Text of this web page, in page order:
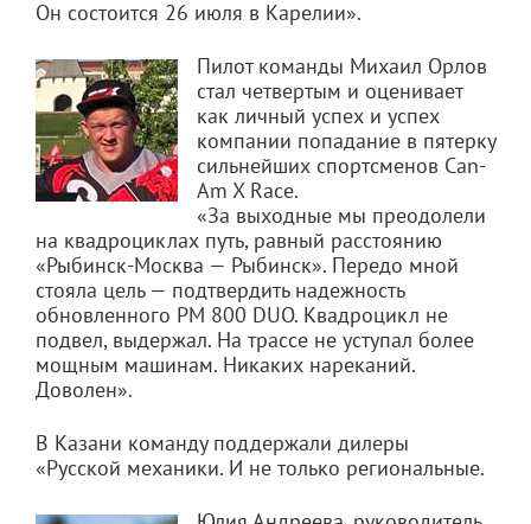
Он состоится 26 июля в Карелии».
Пилот команды Михаил Орлов
стал четвертым и оценивает
как личный успех и успех
компании попадание в пятерку
сильнейших спортсменов Can-
Am X Race.
«За выходные мы преодолели
на квадроциклах путь, равный расстоянию
«Рыбинск-Москва — Рыбинск». Передо мной
стояла цель — подтвердить надежность
обновленного РМ 800 DUO. Квадроцикл не
подвел, выдержал. На трассе не уступал более
мощным машинам. Никаких нареканий.
Доволен».
В Казани команду поддержали дилеры
«Русской механики. И не только региональные.